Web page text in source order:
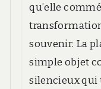
qu’elle
souvenir. La
simple objet
silencieux qui